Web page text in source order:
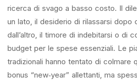
ricerca di svago a basso costo. Il
un lato, il desiderio di rilassarsi dopo
dall’altro, il timore di indebitarsi o di
budget per le spese essenziali. Le
tradizionali hanno tentato di colmare
bonus “new‑year” allettanti, ma